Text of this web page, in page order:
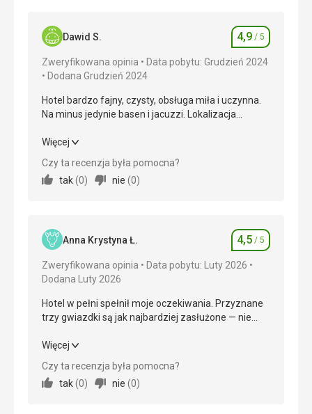
Dawid S. Ocena
4,9 / 5
Zweryfikowana opinia
Data pobytu: Grudzień 2024
Dodana Grudzień 2024
Hotel bardzo fajny, czysty, obsługa miła i uczynna.
Na minus jedynie basen i jacuzzi. Lokalizacja
Hotel bardzo fajny, czysty, obsługa miła i uczynna.
Na minus jedynie basen i jacuzzi. Lokalizacja
świetna!
Okolica 5,0/ 5
Usługi
Cena 5,0/ 5
Więcej
Czy ta recenzja była pomocna?
tak (0) nie (0)
Anna Krystyna Ł. Ocena
4,5 / 5
Zweryfikowana opinia
Data pobytu: Luty 2026
Dodana Luty 2026
Hotel w pełni spełnił moje oczekiwania. Przyznane
trzy gwiazdki są jak najbardziej zasłużone — nie
dokładnie tak, jak na zdjęciach, a miła obsługa i
dobre warunki sprawiają, że pobyt był udany i godny
polecenia.
Hotel w pełni spełnił moje oczekiwania. Przyznane
trzy gwiazdki są jak najbardziej zasłużone — nie
było się do czego przyczepić. Obiekt prezentuje się
dokładnie tak, jak na zdjęciach, a miła obsługa i
Więcej
Czy ta recenzja była pomocna?
tak (0) nie (0)